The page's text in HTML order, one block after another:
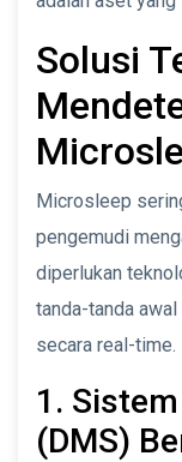
Solusi
Microsleep
pengemudi
diperlukan
tanda-tanda
secara real-time.
1.
(DMS)